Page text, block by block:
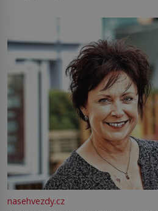
Jsme spolu moc rádi Tehdy byla
nasehvezdy.cz